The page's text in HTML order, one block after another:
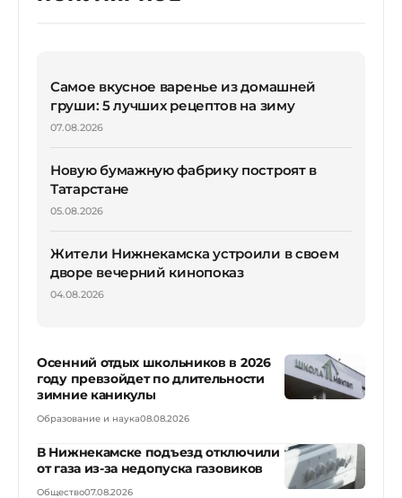
Самое вкусное варенье из домашней
груши: 5 лучших рецептов на зиму
07.08.2026
Новую бумажную фабрику построят в
Татарстане
05.08.2026
Жители Нижнекамска устроили в своем
дворе вечерний кинопоказ
04.08.2026
Осенний отдых школьников в 2026
году превзойдет по длительности
зимние каникулы
Образование и наука08.08.2026
В Нижнекамске подъезд отключили
от газа из-за недопуска газовиков
Общество07.08.2026